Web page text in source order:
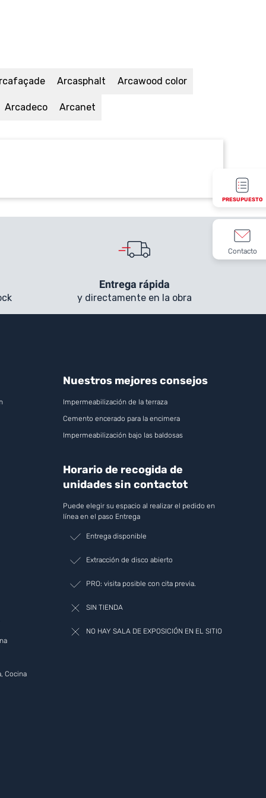
Arcasphalt Arcawood color
Arcadeco Arcanet
Entrega rápida
y directamente en la obra
Cocina
Nuestros mejores consejos
Impermeabilización de la terraza
Cemento encerado para la encimera
Impermeabilización bajo las baldosas
Horario de recogida de
unidades sin contactot
Puede elegir su espacio al realizar el pedido en
línea en el paso Entrega
Entrega disponible
Extracción de disco abierto
PRO: visita posible con cita previa.
SIN TIENDA
NO HAY SALA DE EXPOSICIÓN EN EL SITIO
PRESUPUESTO
Contacto